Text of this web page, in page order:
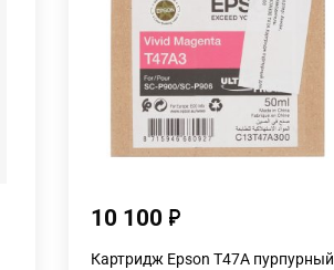
10 100
Картридж Epson T47A пурпурный